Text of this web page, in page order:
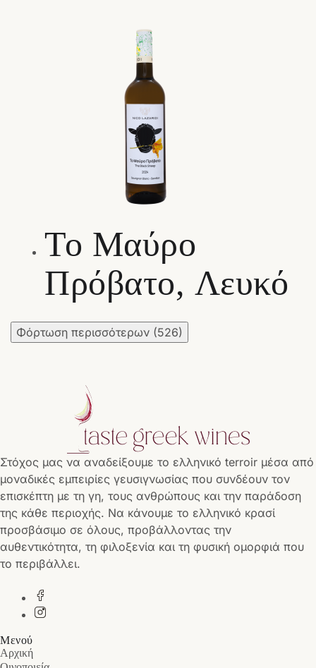
Το Μαύρο
Πρόβατο, Λευκό
Φόρτωση περισσότερων (526)
Στόχος μας να αναδείξουμε το ελληνικό terroir μέσα από
μοναδικές εμπειρίες γευσιγνωσίας που συνδέουν τον
επισκέπτη με τη γη, τους ανθρώπους και την παράδοση
της κάθε περιοχής. Να κάνουμε το ελληνικό κρασί
προσβάσιμο σε όλους, προβάλλοντας την
αυθεντικότητα, τη φιλοξενία και τη φυσική ομορφιά που
το περιβάλλει.
Μενού
Αρχική